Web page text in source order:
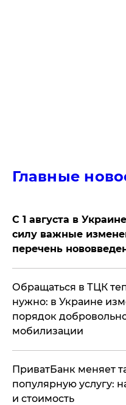
Главные
С 1 августа в
силу важные
перечень
Обращаться в ТЦК
нужно: в Украине
порядок
мобилизации
ПриватБанк меняет
популярную услугу:
и стоимость